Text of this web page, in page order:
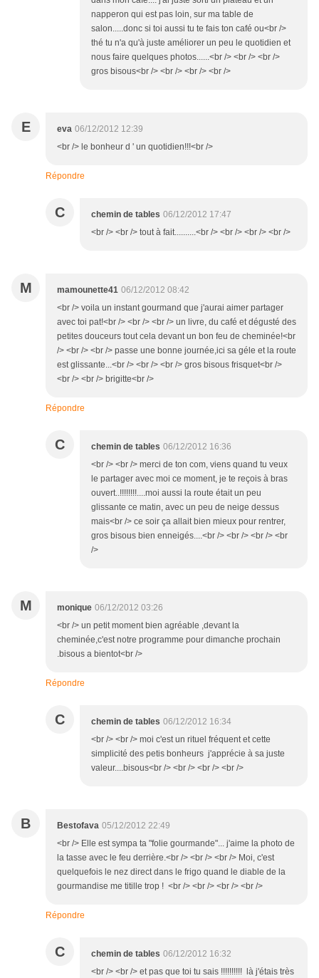
napperon qui est pas loin, sur ma table de
salon.....donc si toi aussi tu te fais ton café ou<br />
thé tu n'a qu'à juste améliorer un peu le quotidien et
nous faire quelques photos......<br /> <br /> <br />
gros bisous<br /> <br /> <br /> <br />
E eva 06/12/2012 12:39
<br /> le bonheur d ' un quotidien!!!<br />
Répondre
C chemin de tables 06/12/2012 17:47
<br /> <br /> tout à fait..........<br /> <br /> <br /> <br />
M mamounette41 06/12/2012 08:42
<br /> voila un instant gourmand que j'aurai aimer partager
avec toi pat!<br /> <br /> <br /> un livre, du café et dégusté des
petites douceurs tout cela devant un bon feu de cheminée!<br
/> <br /> <br /> passe une bonne journée,ici sa géle et la route
est glissante...<br /> <br /> <br /> gros bisous frisquet<br />
<br /> <br /> brigitte<br />
Répondre
C chemin de tables 06/12/2012 16:36
<br /> <br /> merci de ton com, viens quand tu veux
le partager avec moi ce moment, je te reçois à bras
ouvert..!!!!!!!!....moi aussi la route était un peu
glissante ce matin, avec un peu de neige dessus
mais<br /> ce soir ça allait bien mieux pour rentrer,
gros bisous bien enneigés....<br /> <br /> <br /> <br
/>
M monique 06/12/2012 03:26
<br /> un petit moment bien agréable ,devant la
cheminée,c'est notre programme pour dimanche prochain
.bisous a bientot<br />
Répondre
C chemin de tables 06/12/2012 16:34
<br /> <br /> moi c'est un rituel fréquent et cette
simplicité des petis bonheurs j'apprécie à sa juste
valeur....bisous<br /> <br /> <br /> <br />
B Bestofava 05/12/2012 22:49
<br /> Elle est sympa ta "folie gourmande"... j'aime la photo de
la tasse avec le feu derrière.<br /> <br /> <br /> Moi, c'est
quelquefois le nez direct dans le frigo quand le diable de la
gourmandise me titille trop ! <br /> <br /> <br /> <br />
Répondre
C chemin de tables 06/12/2012 16:32
<br /> <br /> et pas que toi tu sais !!!!!!!!!! là j'étais très